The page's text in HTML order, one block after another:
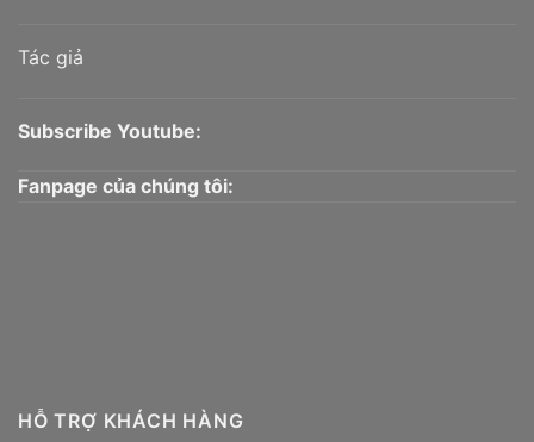
Tác giả
Subscribe Youtube:
Fanpage của chúng tôi:
HỖ TRỢ KHÁCH HÀNG